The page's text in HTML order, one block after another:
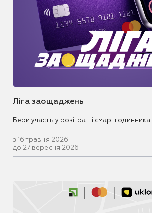
Ліга заощаджень
Бери участь у розіграші смартгодинника!
з 16 травня 2026
до 27 вересня 2026